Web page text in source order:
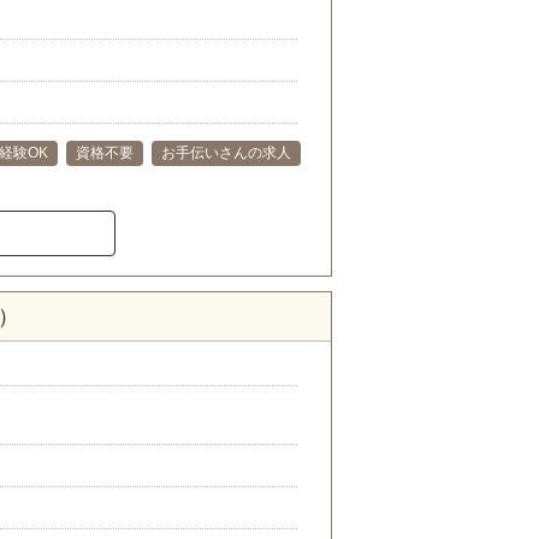
験OK 資格不要 お手伝いさんの求人